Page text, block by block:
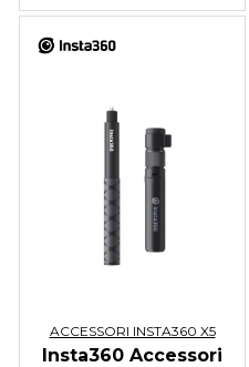
ACCESSORI INSTA360 X5
Insta360 Accessori